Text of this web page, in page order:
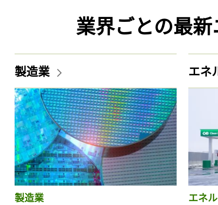
業界ごとの最
製造業
製造業
エネ
エネ